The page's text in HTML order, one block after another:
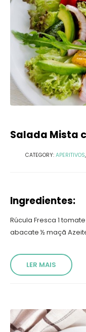
Salada Mista
CATEGORY: APERITIVOS,
Ingredientes:
Rúcula Fresca 1
abacate ½ maçã
LER MAIS